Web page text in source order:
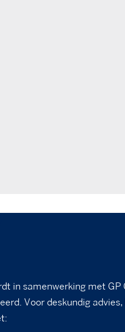
in samenwerking met
Voor deskundig